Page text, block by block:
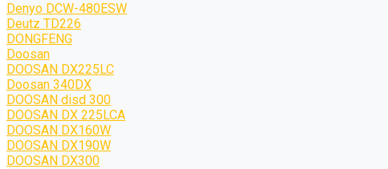
Denyo DCW-480ESW
Deutz TD226
DONGFENG
Doosan
DOOSAN DX225LC
Doosan 340DX
DOOSAN disd 300
DOOSAN DX 225LCA
DOOSAN DX160W
DOOSAN DX190W
DOOSAN DX300